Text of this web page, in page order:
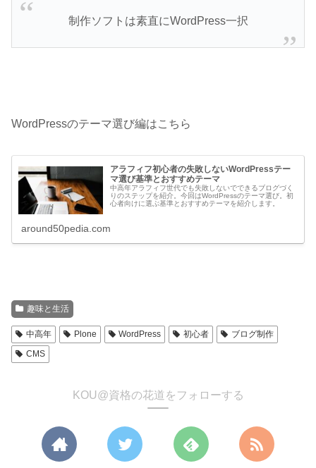
制作ソフトは素直にWordPress一択
WordPressのテーマ選び編はこちら
アラフィフ初心者の失敗しないWordPressテー
マ選び基準とおすすめテーマ
中高年アラフィフ世代でも失敗しないでできるブログづく
りのステップを紹介。今回はWordPressのテーマ選び。初
心者向けに選ぶ基準とおすすめテーマを紹介します。
around50pedia.com
趣味と生活
中高年 Plone WordPress 初心者
ブログ制作
CMS
KOU@資格の花道をフォローする